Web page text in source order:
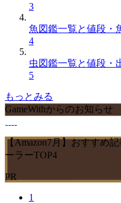
3
魚図鑑一覧と値段・
4
虫図鑑一覧と値段・
5
もっとみる
GameWithからのお知らせ
【Amazon7月】おすすめ
ーラーTOP4
PR
1